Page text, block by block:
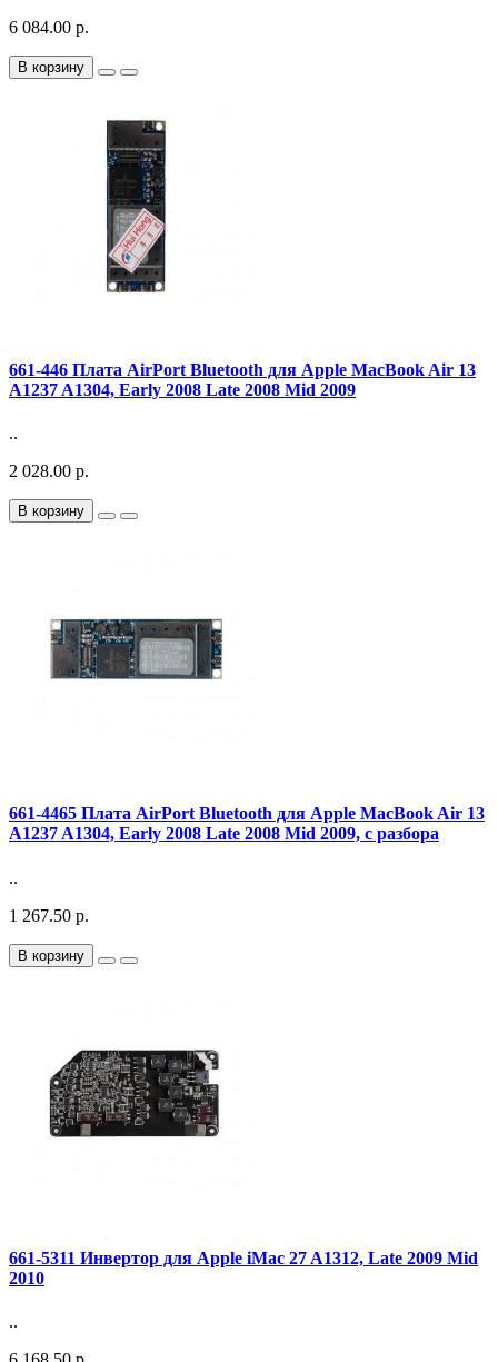
6 084.00 р.
В корзину
661-446 Плата AirPort Bluetooth для Apple MacBook Air 13
A1237 A1304, Early 2008 Late 2008 Mid 2009
..
2 028.00 р.
В корзину
661-4465 Плата AirPort Bluetooth для Apple MacBook Air 13
A1237 A1304, Early 2008 Late 2008 Mid 2009, с разбора
..
1 267.50 р.
В корзину
661-5311 Инвертор для Apple iMac 27 A1312, Late 2009 Mid
2010
..